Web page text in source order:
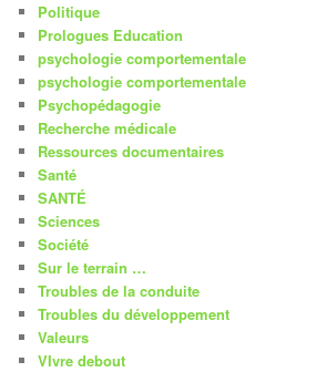
Politique
Prologues Education
psychologie comportementale
psychologie comportementale
Psychopédagogie
Recherche médicale
Ressources documentaires
Santé
SANTÉ
Sciences
Société
Sur le terrain …
Troubles de la conduite
Troubles du développement
Valeurs
VIvre debout